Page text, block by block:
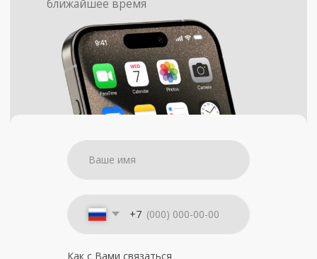
+7
Как с Вами связаться
информации